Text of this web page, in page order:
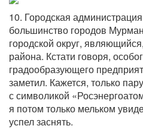
10. Городская
большинство городов
городской округ,
района. Кстати говоря,
градообразующего
заметил. Кажется, только
с символикой
я потом только мельком
успел заснять.